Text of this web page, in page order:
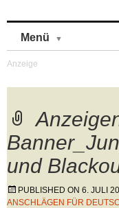
Menü
und
PUBLISHED ON 6. JULI
ANSCHLÄGEN FÜR